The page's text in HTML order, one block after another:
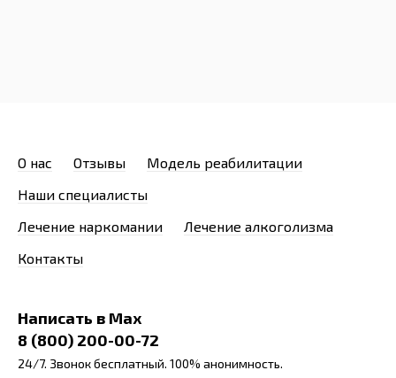
О нас Отзывы
Модель реабилитации
Наши специалисты
Лечение наркомании
Лечение алкоголизма
Контакты
Написать в Max
8 (800) 200-00-72
24/7. Звонок бесплатный. 100% анонимность.